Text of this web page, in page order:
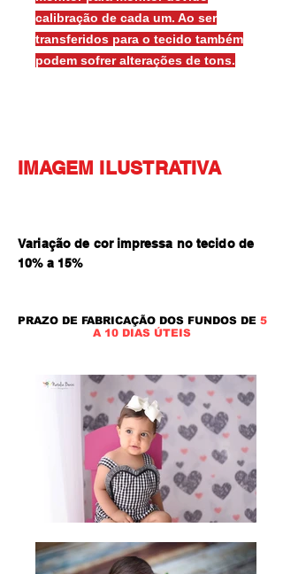
calibração de cada um. Ao ser
transferidos para o tecido também
podem sofrer alterações de tons.
IMAGEM ILUSTRATIVA
Variação de cor impressa no tecido de
10% a 15%
PRAZO DE FABRICAÇÃO DOS FUNDOS DE 5
A 10 DIAS ÚTEIS